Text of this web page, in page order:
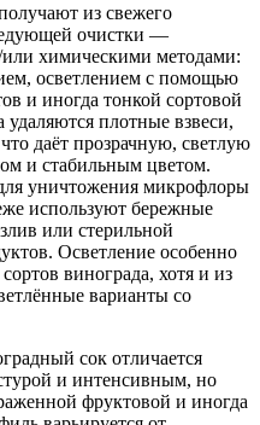
из свежего
очистки —
химическими методами:
осветлением с помощью
и иногда тонкой сортовой
удаляются плотные взвеси,
даёт прозрачную, светлую
и стабильным цветом.
уничтожения микрофлоры
используют бережные
или стерильной
Осветление особенно
винограда, хотя и из
варианты со
сок отличается
и интенсивным, но
фруктовой и иногда